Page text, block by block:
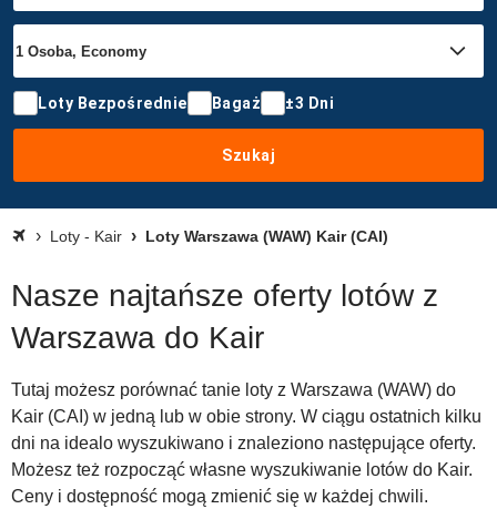
Loty Bezpośrednie Bagaż ±3 Dni
Szukaj
Loty - Kair Loty Warszawa (WAW) Kair (CAI)
Nasze najtańsze oferty lotów z
Warszawa do Kair
Tutaj możesz porównać tanie loty z Warszawa (WAW) do
Kair (CAI) w jedną lub w obie strony. W ciągu ostatnich kilku
dni na idealo wyszukiwano i znaleziono następujące oferty.
Możesz też rozpocząć własne wyszukiwanie lotów do Kair.
Ceny i dostępność mogą zmienić się w każdej chwili.